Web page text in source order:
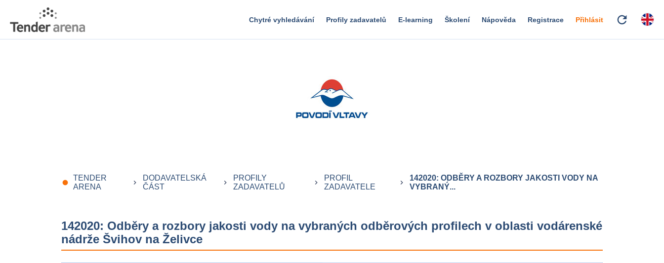
Chytré vyhledávání Profily zadavatelů E-learning Školení Nápověda Registrace Přihlásit refresh
fiber_manual_record
TENDER
ARENA
keyboard_arrow_right
DODAVATELSKÁ
ČÁST
keyboard_arrow_right
PROFILY
ZADAVATELŮ
keyboard_arrow_right
PROFIL
ZADAVATELE
keyboard_arrow_right
142020: ODBĚRY A ROZBORY JAKOSTI VODY NA
VYBRANÝ...
142020: Odběry a rozbory jakosti vody na vybraných odběrových profilech v oblasti vodárenské
nádrže Švihov na Želivce